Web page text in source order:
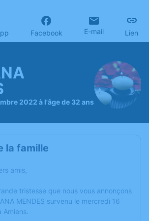
Facebook E-mail Lien
2022 à l'âge de 32 ans
la famille
amis,
tristesse que nous vous annonçons
MENDES survenu le mercredi 16